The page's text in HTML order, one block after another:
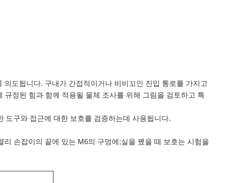
도됩니다. 구내가 간접적이거나 비비꼬인 진입 통로를 가지고
정된 힘과 함께 적용될 물체 조사를 위해 그림을 검토하고 특
도구와 접근에 대한 보호를 검증하는데 사용됩니다.
손잡이의 끝에 있는 M6의 구멍에;실을 뀄을 때 보호는 시험을